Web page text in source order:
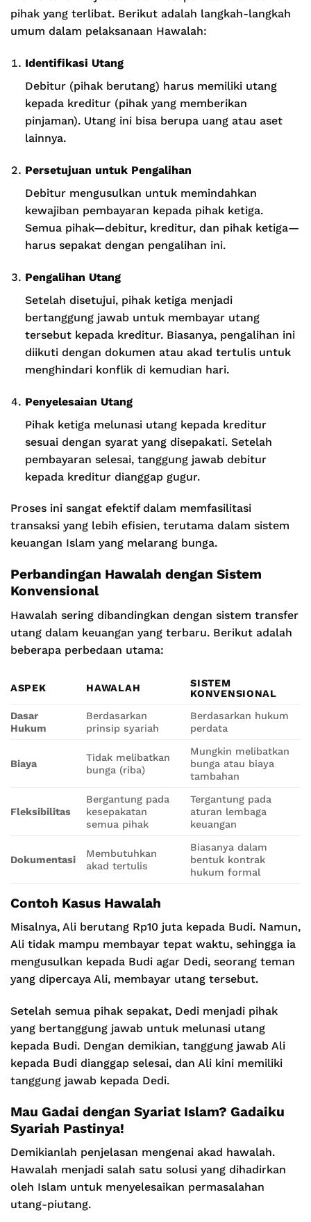
pihak yang terlibat. Berikut adalah langkah-langkah
umum dalam pelaksanaan Hawalah:
Identifikasi Utang
Debitur (pihak berutang) harus memiliki utang
kepada kreditur (pihak yang memberikan
pinjaman). Utang ini bisa berupa uang atau aset
lainnya.
Persetujuan untuk Pengalihan
Debitur mengusulkan untuk memindahkan
kewajiban pembayaran kepada pihak ketiga.
Semua pihak—debitur, kreditur, dan pihak ketiga—
harus sepakat dengan pengalihan ini.
Pengalihan Utang
Setelah disetujui, pihak ketiga menjadi
bertanggung jawab untuk membayar utang
tersebut kepada kreditur. Biasanya, pengalihan ini
diikuti dengan dokumen atau akad tertulis untuk
menghindari konflik di kemudian hari.
Penyelesaian Utang
Pihak ketiga melunasi utang kepada kreditur
sesuai dengan syarat yang disepakati. Setelah
pembayaran selesai, tanggung jawab debitur
kepada kreditur dianggap gugur.
Proses ini sangat efektif dalam memfasilitasi
transaksi yang lebih efisien, terutama dalam sistem
keuangan Islam yang melarang bunga.
Perbandingan Hawalah dengan Sistem
Konvensional
Hawalah sering dibandingkan dengan sistem transfer
utang dalam keuangan yang terbaru. Berikut adalah
beberapa perbedaan utama:
ASPEK HAWALAH
SISTEM
KONVENSIONAL
Dasar
Hukum
Berdasarkan
prinsip syariah
Berdasarkan hukum
perdata
Biaya
Tidak melibatkan
bunga (riba)
Mungkin melibatkan
bunga atau biaya
tambahan
Fleksibilitas
Bergantung pada
kesepakatan
semua pihak
Tergantung pada
aturan lembaga
keuangan
Dokumentasi
Membutuhkan
akad tertulis
Biasanya dalam
bentuk kontrak
hukum formal
Contoh Kasus Hawalah
Misalnya, Ali berutang Rp10 juta kepada Budi. Namun,
Ali tidak mampu membayar tepat waktu, sehingga ia
mengusulkan kepada Budi agar Dedi, seorang teman
yang dipercaya Ali, membayar utang tersebut.
Setelah semua pihak sepakat, Dedi menjadi pihak
yang bertanggung jawab untuk melunasi utang
kepada Budi. Dengan demikian, tanggung jawab Ali
kepada Budi dianggap selesai, dan Ali kini memiliki
tanggung jawab kepada Dedi.
Mau Gadai dengan Syariat Islam? Gadaiku
Syariah Pastinya!
Demikianlah penjelasan mengenai akad hawalah.
Hawalah menjadi salah satu solusi yang dihadirkan
oleh Islam untuk menyelesaikan permasalahan
utang-piutang.